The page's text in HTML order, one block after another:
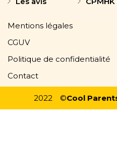
Mentions légales
CGUV
Politique de confidentialité
Contact
2022 ©Cool